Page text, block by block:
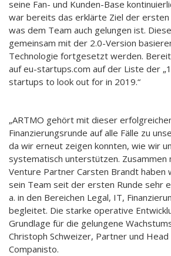
seine Fan- und Kunden-Base
war bereits das erklärte Ziel der ersten
was dem Team auch gelungen ist.
gemeinsam mit der 2.0-Version
Technologie fortgesetzt werden.
auf eu-startups.com auf der Liste der
startups to look out for in 2019.“
„ARTMO gehört mit dieser
Finanzierungsrunde auf alle Fälle zu
da wir erneut zeigen konnten, wie wir
systematisch unterstützen. Zusammen
Venture Partner Carsten Brandt haben
sein Team seit der ersten Runde sehr
a. in den Bereichen Legal, IT,
begleitet. Die starke operative
Grundlage für die gelungene
Christoph Schweizer, Partner und
Companisto.